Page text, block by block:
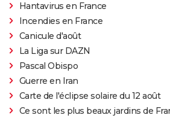
Hantavirus en France
Incendies en France
Canicule d'août
La Liga sur DAZN
Pascal Obispo
Guerre en Iran
Carte de l'éclipse solaire du 12 août
Ce sont les plus beaux jardins de